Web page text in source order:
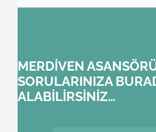
MERDİVEN
SORULARINIZA
ALABİLİRSİNİZ…